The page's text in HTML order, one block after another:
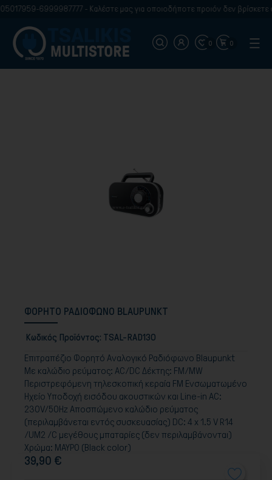
6999987777 - Καλέστε μας για οποιοδήποτε προιόν δεν βρίσκετε
0 0
ΦΟΡΗΤΟ ΡΑΔΙΟΦΩΝΟ BLAUPUNKT
Κωδικός Προϊόντος: TSAL-RAD130
Επιτραπέζιο Φορητό Αναλογικό Ραδιόφωνο Blaupunkt
Με καλώδιο ρεύματος: AC/DC Δέκτης: FM/MW
Περιστρεφόμενη τηλεσκοπική κεραία FM Ενσωματωμένο
Ηχείο Υποδοχή εισόδου ακουστικών και Line-in AC:
230V/50Hz Αποσπώμενο καλώδιο ρεύματος
(περιλαμβάνεται εντός συσκευασίας) DC: 4 x 1.5 V R14
/UM2 /C μεγέθους μπαταρίες (δεν περιλαμβάνονται)
Χρώμα: ΜΑΥΡΟ (Black color)
39,90 €